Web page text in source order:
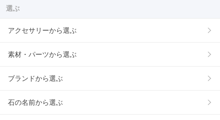
選ぶ
アクセサリーから選ぶ
素材・パーツから選ぶ
ブランドから選ぶ
石の名前から選ぶ